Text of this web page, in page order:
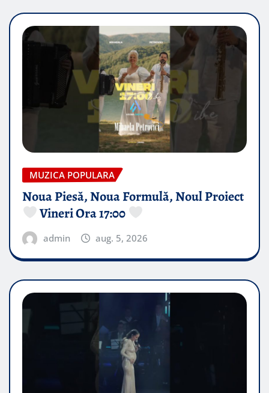
MUZICA POPULARA
Noua Piesă, Noua Formulă, Noul Proiect
Vineri Ora 17:00
admin aug. 5, 2026